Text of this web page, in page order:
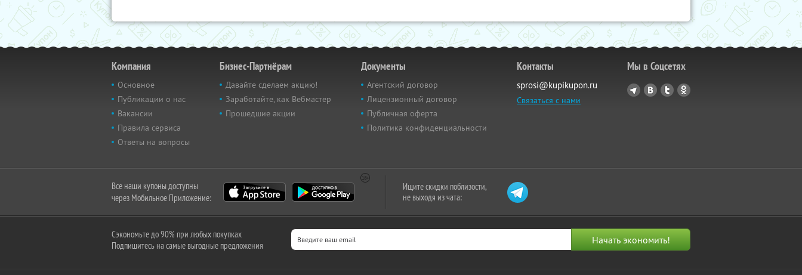
Компания
Основное
Публикации о нас
Вакансии
Правила сервиса
Ответы на вопросы
Бизнес-Партнёрам
Давайте сделаем акцию!
Заработайте, как Вебмастер
Прошедшие акции
Документы
Агентский договор
Лицензионный договор
Публичная оферта
Политика конфиденциальности
Контакты
sprosi@kupikupon.ru
Связаться с нами
Мы в Соцсетях
Все наши купоны доступны
через Мобильное Приложение:
Ищите скидки поблизости,
не выходя из чата:
Сэкономьте до 90% при любых покупках
Подпишитесь на самые выгодные предложения